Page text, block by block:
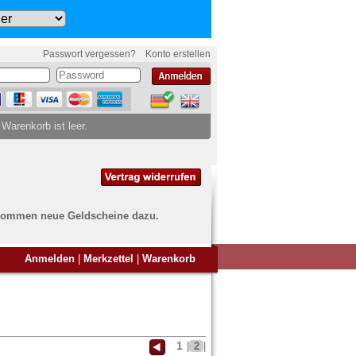
Passwort vergessen? Konto erstellen
Warenkorb ist leer.
neue Geldscheine dazu.
Sie Banknoten
Anmelden Merkzettel Warenkorb
1 2